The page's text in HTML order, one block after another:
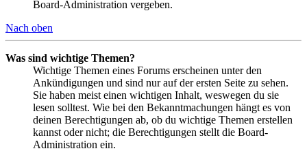
Board-Administration vergeben.
Nach oben
Was sind wichtige Themen?
Wichtige Themen eines Forums erscheinen unter den
Ankündigungen und sind nur auf der ersten Seite zu sehen.
Sie haben meist einen wichtigen Inhalt, weswegen du sie
lesen solltest. Wie bei den Bekanntmachungen hängt es von
deinen Berechtigungen ab, ob du wichtige Themen erstellen
kannst oder nicht; die Berechtigungen stellt die Board-
Administration ein.